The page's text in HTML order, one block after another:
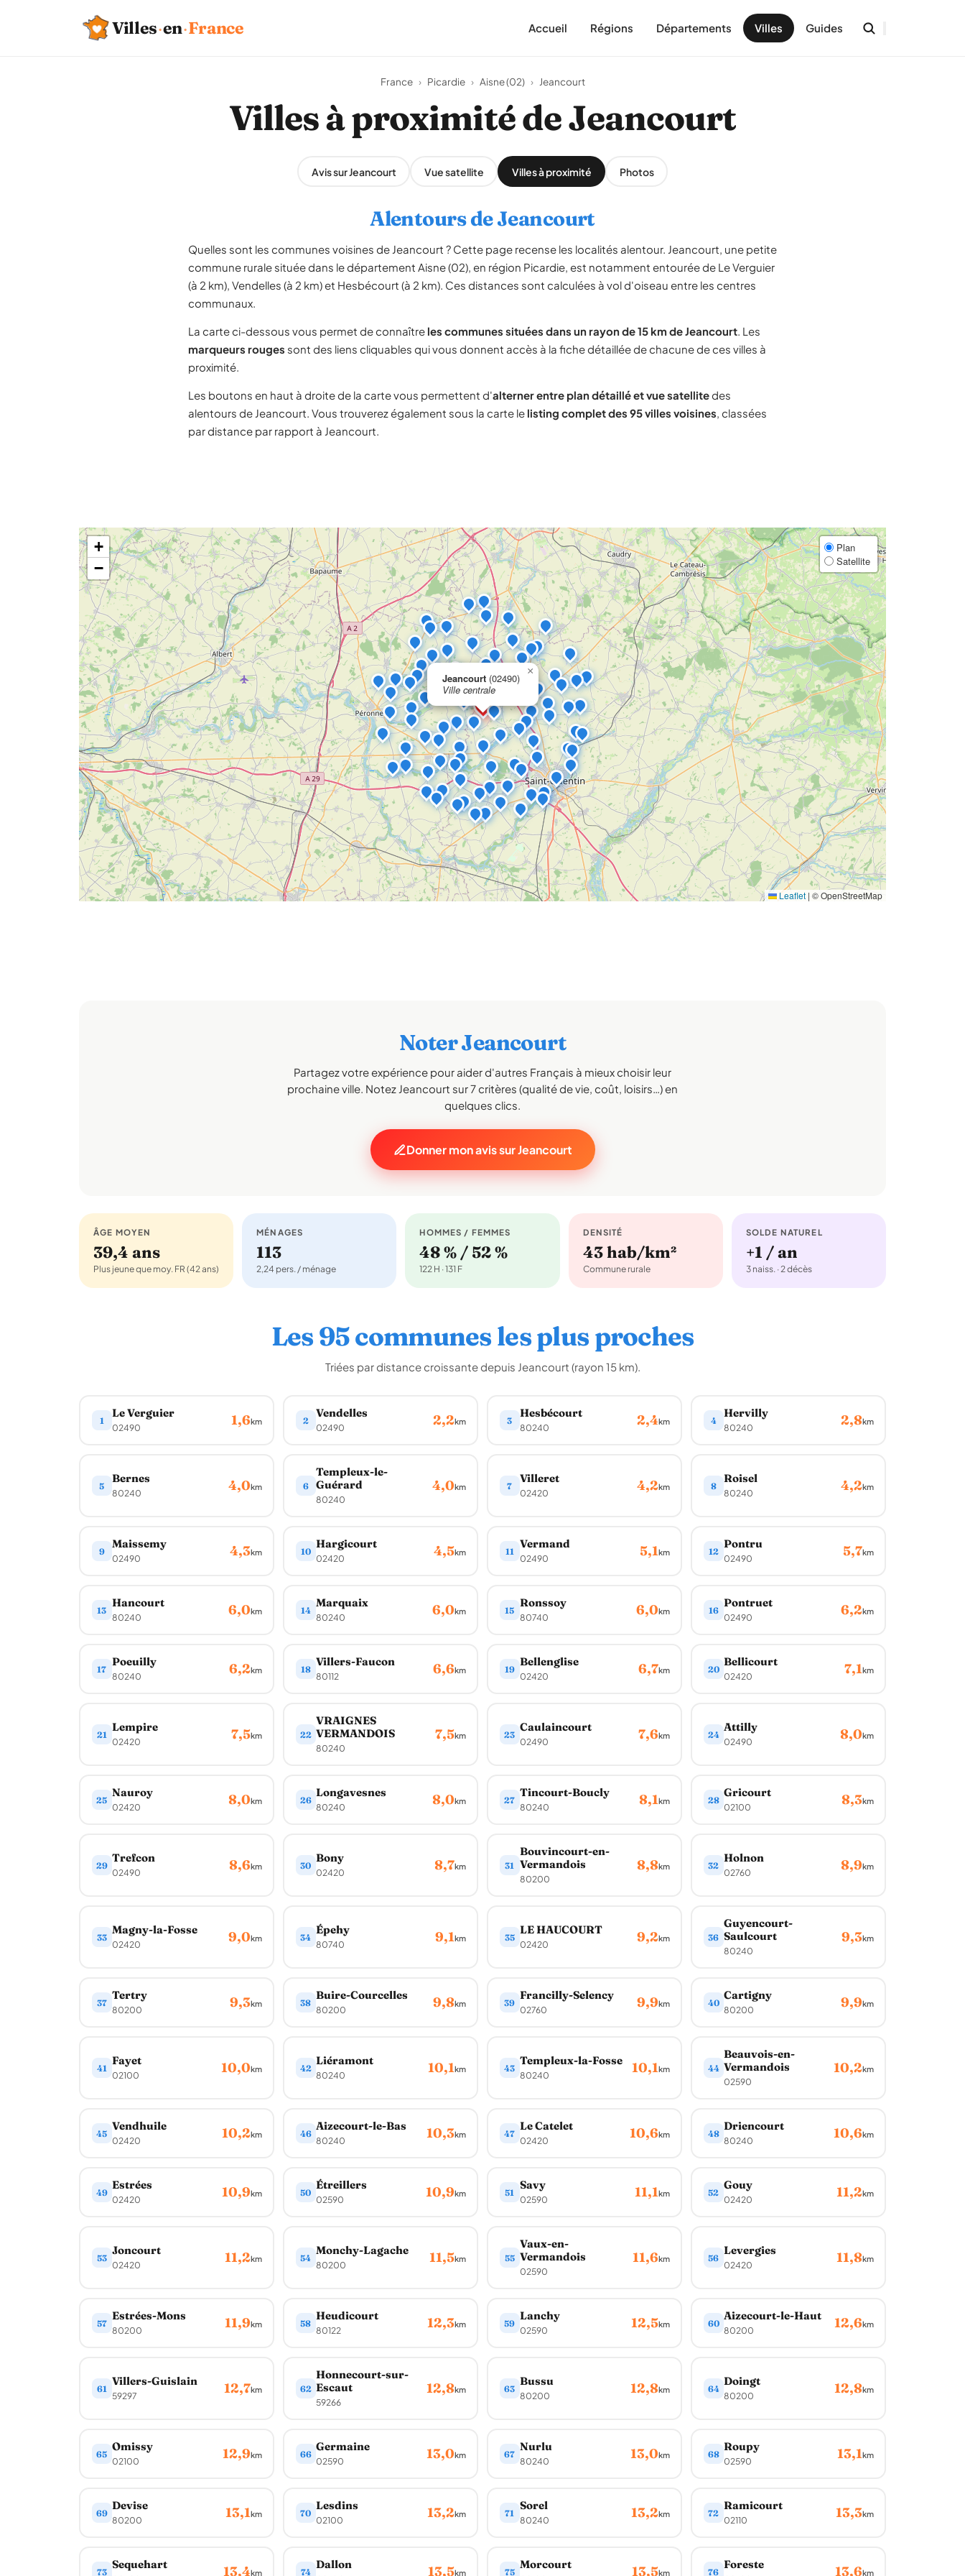
Villes·en·France Accueil Régions Départements Villes Guides
France › Picardie › Aisne (02) › Jeancourt
Villes à proximité de Jeancourt
Avis sur Jeancourt Vue satellite Villes à proximité Photos
Alentours de Jeancourt
Quelles sont les communes voisines de Jeancourt ? Cette page recense les localités alentour. Jeancourt, une petite
commune rurale située dans le département Aisne (02), en région Picardie, est notamment entourée de Le Verguier
(à 2 km), Vendelles (à 2 km) et Hesbécourt (à 2 km). Ces distances sont calculées à vol d'oiseau entre les centres
communaux.
La carte ci-dessous vous permet de connaître les communes situées dans un rayon de 15 km de Jeancourt. Les
marqueurs rouges sont des liens cliquables qui vous donnent accès à la fiche détaillée de chacune de ces villes à
proximité.
Les boutons en haut à droite de la carte vous permettent d'alterner entre plan détaillé et vue satellitedes
alentours de Jeancourt. Vous trouverez également sous la carte le listing complet des 95 villes voisines, classées
par distance par rapport à Jeancourt.
Jeancourt (02490)
Ville centrale
×
+
−
Plan
Satellite
Leaflet | © OpenStreetMap
Noter Jeancourt
Partagez votre expérience pour aider d'autres Français à mieux choisir leur
prochaine ville. Notez Jeancourt sur 7 critères (qualité de vie, coût, loisirs…) en
quelques clics.
Donner mon avis sur Jeancourt
ÂGE MOYEN
39,4 ans
Plus jeune que moy. FR (42 ans)
MÉNAGES
113
2,24 pers. / ménage
HOMMES / FEMMES
48 % / 52 %
122 H · 131 F
DENSITÉ
43 hab/km²
Commune rurale
SOLDE NATUREL
+1 / an
3 naiss. · 2 décès
Les 95 communes les plus proches
Triées par distance croissante depuis Jeancourt (rayon 15 km).
1
Le Verguier
02490 1,6km 2
Vendelles
02490 2,2km 3
Hesbécourt
80240 2,4km 4
Hervilly
80240 2,8km
5
Bernes
80240 4,0km 6
Templeux-le-
Guérard
80240
4,0km 7
Villeret
02420 4,2km 8
Roisel
80240 4,2km
9
Maissemy
02490 4,3km 10
Hargicourt
02420 4,5km 11
Vermand
02490 5,1km 12
Pontru
02490 5,7km
13
Hancourt
80240 6,0km 14
Marquaix
80240 6,0km 15
Ronssoy
80740 6,0km 16
Pontruet
02490 6,2km
17
Poeuilly
80240 6,2km 18
Villers-Faucon
80112 6,6km 19
Bellenglise
02420 6,7km 20
Bellicourt
02420 7,1km
21
Lempire
02420 7,5km 22
VRAIGNES
VERMANDOIS
80240
7,5km 23
Caulaincourt
02490 7,6km 24
Attilly
02490 8,0km
25
Nauroy
02420 8,0km 26
Longavesnes
80240 8,0km 27
Tincourt-Boucly
80240 8,1km 28
Gricourt
02100 8,3km
29
Trefcon
02490 8,6km 30
Bony
02420 8,7km 31
Bouvincourt-en-
Vermandois
80200
8,8km 32
Holnon
02760 8,9km
33
Magny-la-Fosse
02420 9,0km 34
Épehy
80740 9,1km 35
LE HAUCOURT
02420 9,2km 36
Guyencourt-
Saulcourt
80240
9,3km
37
Tertry
80200 9,3km 38
Buire-Courcelles
80200 9,8km 39
Francilly-Selency
02760 9,9km 40
Cartigny
80200 9,9km
41
Fayet
02100 10,0km 42
Liéramont
80240 10,1km 43
Templeux-la-Fosse
80240 10,1km 44
Beauvois-en-
Vermandois
02590
10,2km
45
Vendhuile
02420 10,2km 46
Aizecourt-le-Bas
80240 10,3km 47
Le Catelet
02420 10,6km 48
Driencourt
80240 10,6km
49
Estrées
02420 10,9km 50
Étreillers
02590 10,9km 51
Savy
02590 11,1km 52
Gouy
02420 11,2km
53
Joncourt
02420 11,2km 54
Monchy-Lagache
80200 11,5km 55
Vaux-en-
Vermandois
02590
11,6km 56
Levergies
02420 11,8km
57
Estrées-Mons
80200 11,9km 58
Heudicourt
80122 12,3km 59
Lanchy
02590 12,5km 60
Aizecourt-le-Haut
80200 12,6km
61
Villers-Guislain
59297 12,7km 62
Honnecourt-sur-
Escaut
59266
12,8km 63
Bussu
80200 12,8km 64
Doingt
80200 12,8km
65
Omissy
02100 12,9km 66
Germaine
02590 13,0km 67
Nurlu
80240 13,0km 68
Roupy
02590 13,1km
69
Devise
80200 13,1km 70
Lesdins
02100 13,2km 71
Sorel
80240 13,2km 72
Ramicourt
02110 13,3km
73
Sequehart 13,4km 74
Dallon 13,5km 75
Morcourt 13,5km 76
Foreste 13,6km